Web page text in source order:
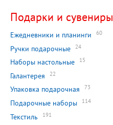
Подарки и сувениры
Ежедневники и планинги 60
Ручки подарочные 24
Наборы настольные 15
Галантерея 22
Упаковка подарочная 73
Подарочные наборы 114
Текстиль 191